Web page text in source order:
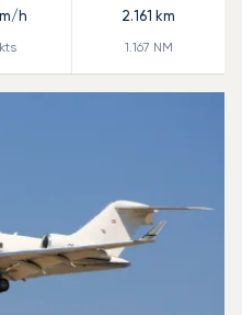
h 2.161 km
1.167 NM